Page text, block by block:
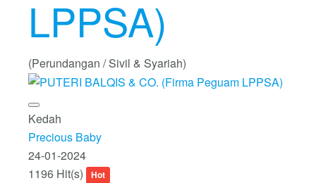
LPPSA)
(Perundangan / Sivil & Syariah)
Kedah
Precious Baby
24-01-2024
1196 Hit(s)
Hot